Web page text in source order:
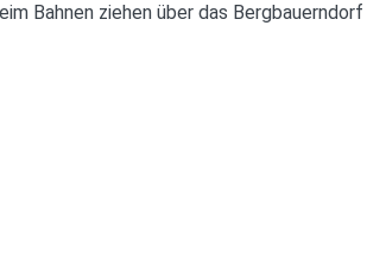
Bahnen ziehen über das